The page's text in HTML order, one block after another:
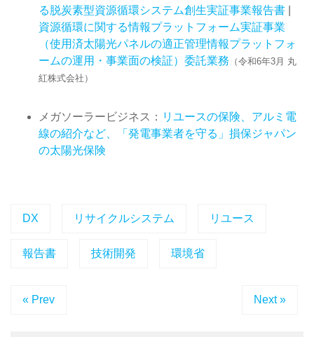
る脱炭素型資源循環システム創生実証事業報告書
資源循環に関する情報プラットフォーム実証事業
（使用済太陽光パネルの適正管理情報プラットフォ
ームの運用・事業面の検証）委託業務 （令和6年3月 丸
紅株式会社）
メガソーラービジネス： リユースの保険、アルミ電
線の紹介など、「発電事業者を守る」損保ジャパン
の太陽光保険
DX リサイクルシステム リユース
報告書 技術開発 環境省
« Prev Next »